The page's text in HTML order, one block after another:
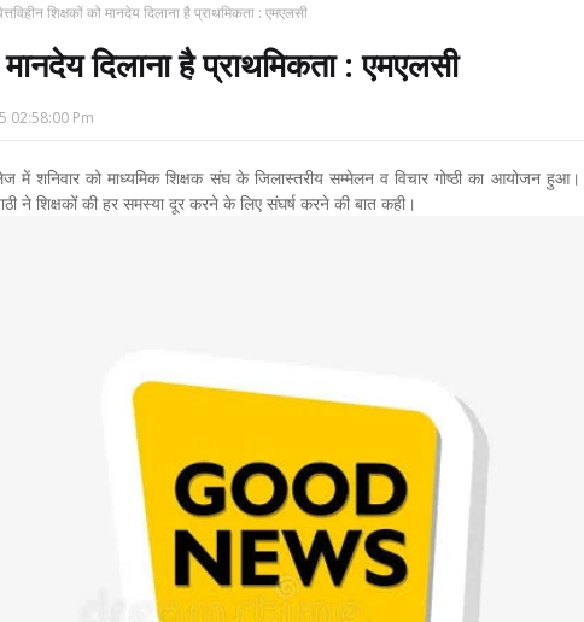
शिक्षकों को मानदेय दिलाना है प्राथमिकता : एमएलसी
मानदेय दिलाना है प्राथमिकता : एमएलसी
02:58:00 Pm
में शनिवार को माध्यमिक शिक्षक संघ के जिलास्तरीय सम्मेलन व विचार गोष्ठी का आयोजन
ने शिक्षकों की हर समस्या दूर करने के लिए संघर्ष करने की बात कही।